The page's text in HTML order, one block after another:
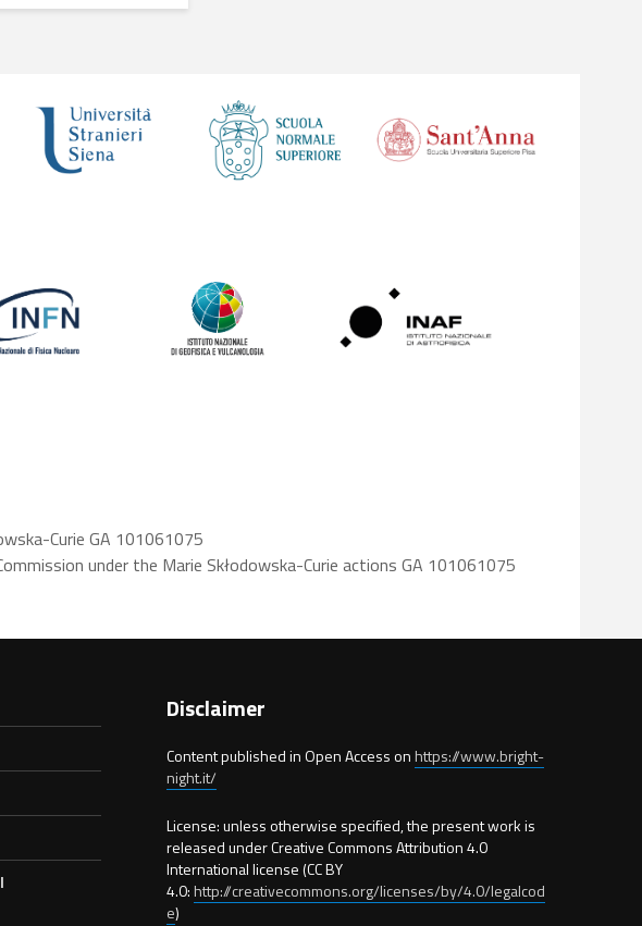
Curie GA 101061075
under the Marie Skłodowska-Curie actions GA 101061075
Disclaimer
Content published in Open Access onhttps://www.bright-
night.it/
License: unless otherwise specified, the present work is
released under Creative Commons Attribution 4.0
International license (CC BY
4.0:http://creativecommons.org/licenses/by/4.0/legalcod
e)